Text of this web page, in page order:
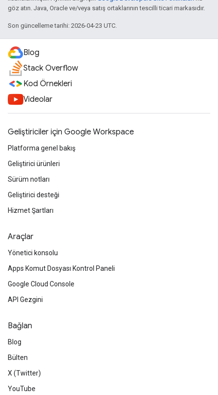
göz atın. Java, Oracle ve/veya satış ortaklarının tescilli ticari markasıdır.
Son güncelleme tarihi: 2026-04-23 UTC.
Blog
Stack Overflow
Kod Örnekleri
Videolar
Geliştiriciler için Google Workspace
Platforma genel bakış
Geliştirici ürünleri
Sürüm notları
Geliştirici desteği
Hizmet Şartları
Araçlar
Yönetici konsolu
Apps Komut Dosyası Kontrol Paneli
Google Cloud Console
API Gezgini
Bağlan
Blog
Bülten
X (Twitter)
YouTube